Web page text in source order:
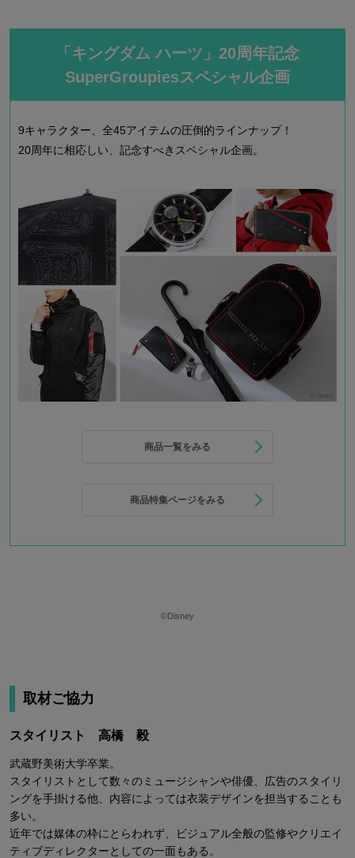
「キングダム ハーツ」20周年記念
SuperGroupiesスペシャル企画
9キャラクター、全45アイテムの圧倒的ラインナップ！
20周年に相応しい、記念すべきスペシャル企画。
商品一覧をみる
商品特集ページをみる
©Disney
取材ご協力
スタイリスト 高橋 毅
武蔵野美術大学卒業。
スタイリストとして数々のミュージシャンや俳優、広告のスタイリ
ングを手掛ける他、内容によっては衣装デザインを担当することも
多い。
近年では媒体の枠にとらわれず、ビジュアル全般の監修やクリエイ
ティブディレクターとしての一面もある。